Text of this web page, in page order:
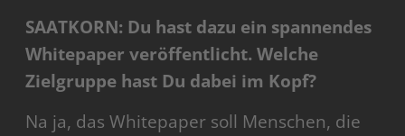
SAATKORN: Du hast dazu ein spannendes
Whitepaper veröffentlicht. Welche
Zielgruppe hast Du dabei im Kopf?
Na ja, das Whitepaper soll Menschen, die